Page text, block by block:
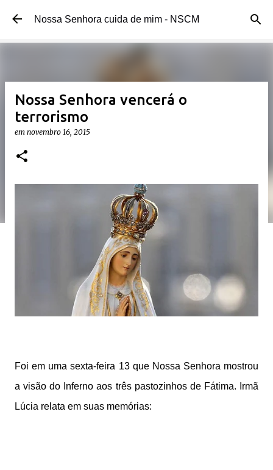
Pular para o conteúdo principal
Nossa Senhora cuida de mim - NSCM
Nossa Senhora vencerá o
terrorismo
em novembro 16, 2015
Foi em uma sexta-feira 13 que Nossa Senhora mostrou
a visão do Inferno aos três pastozinhos de Fátima. Irmã
Lúcia relata em suas memórias: